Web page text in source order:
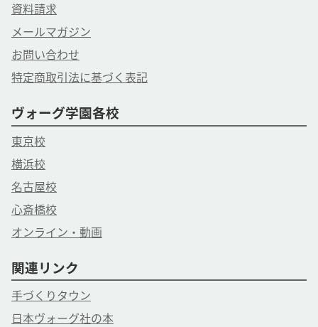
資料請求
メールマガジン
お問い合わせ
特定商取引法に基づく表記
ヴォーグ学園各校
東京校
横浜校
名古屋校
心斎橋校
オンライン・動画
関連リンク
手づくりタウン
日本ヴォーグ社の本